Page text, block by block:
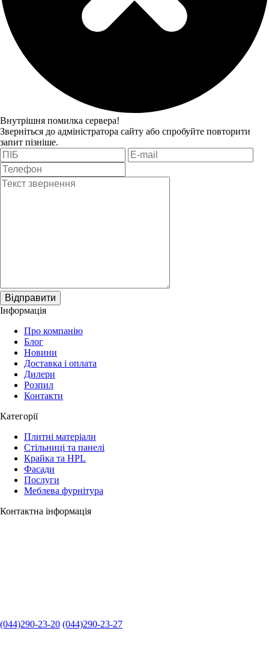
Внутрішня помилка сервера!
Зверніться до адміністратора сайту або спробуйте повторити
запит пізніше.
Відправити
Інформація
Про компанію
Блог
Новини
Доставка і оплата
Дилери
Розпил
Контакти
Категорії
Плитні матеріали
Стільниці та панелі
Крайка та HPL
Фасади
Послуги
Меблева фурнітура
Контактна інформація
(044)290-23-20 (044)290-23-27